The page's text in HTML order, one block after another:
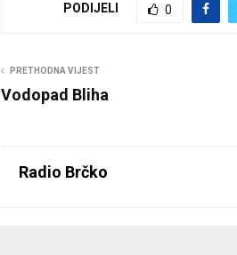
PODIJELI 0
PRETHODNA VIJEST
Vodopad Bliha
Radio Brčko